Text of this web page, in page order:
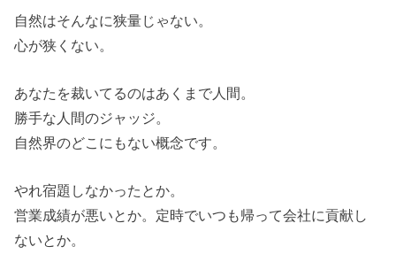
自然はそんなに狭量じゃない。
心が狭くない。
あなたを裁いてるのはあくまで人間。
勝手な人間のジャッジ。
自然界のどこにもない概念です。
やれ宿題しなかったとか。
営業成績が悪いとか。定時でいつも帰って会社に貢献し
ないとか。